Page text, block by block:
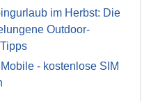
im Herbst: Die
Outdoor-
- kostenlose SIM